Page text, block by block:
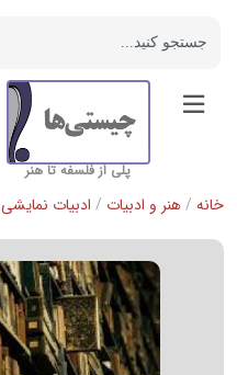
پلی از فلسفه تا هنر
خانه /هنر و ادبیات / ادبیات نمایشی